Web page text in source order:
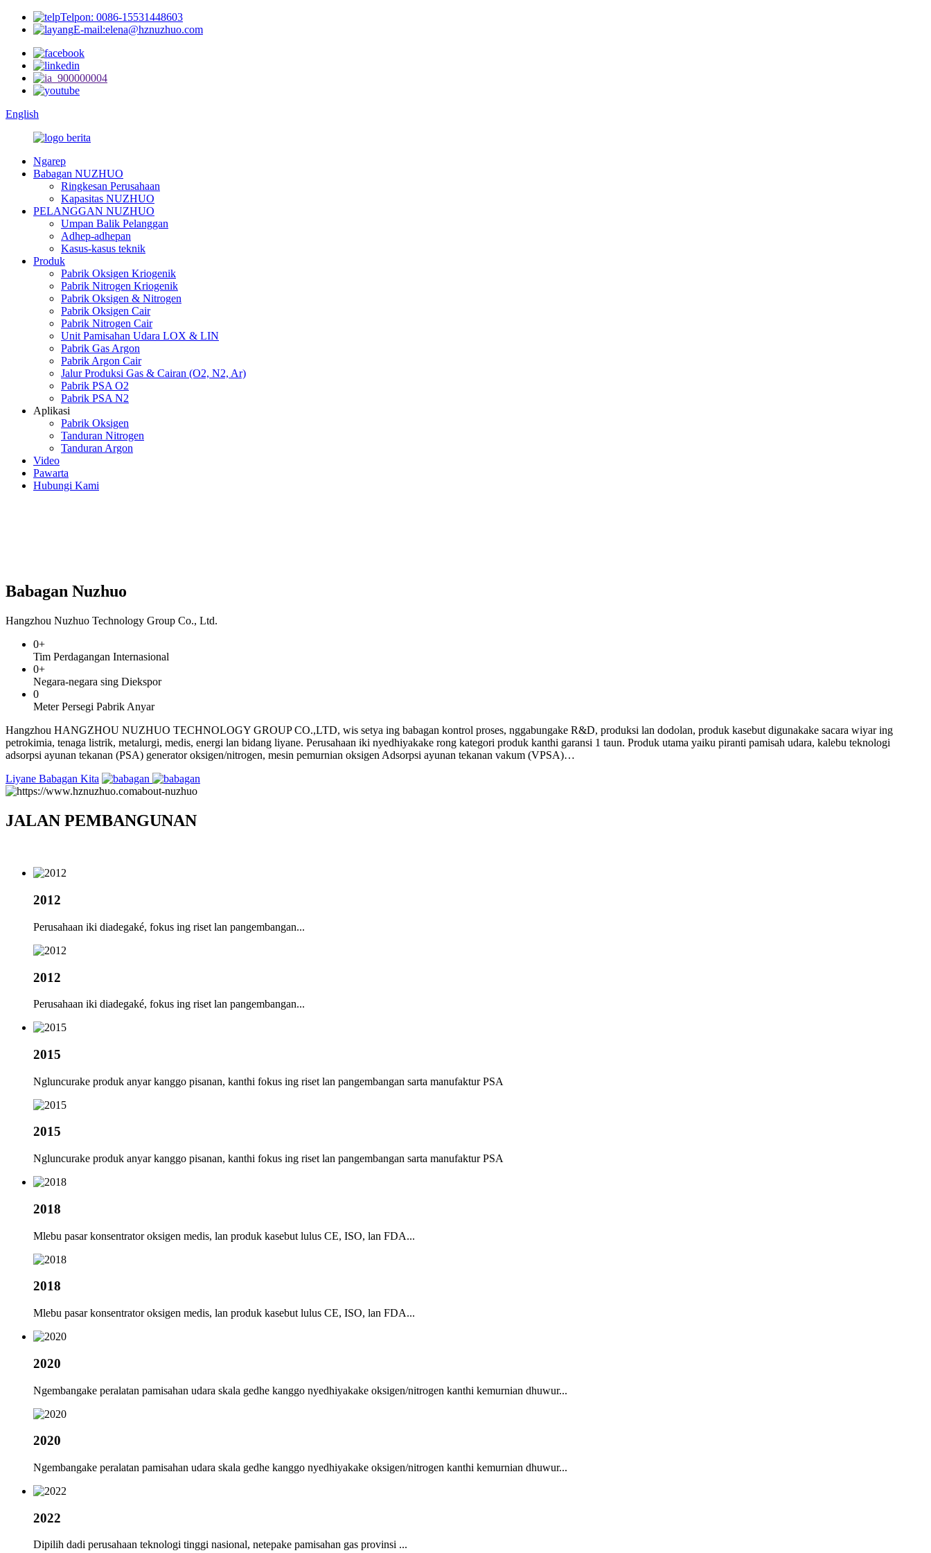
Telpon: 0086-15531448603
E-mail:elena@hznuzhuo.com
English
Ngarep
Babagan NUZHUO
Ringkesan Perusahaan
Kapasitas NUZHUO
PELANGGAN NUZHUO
Umpan Balik Pelanggan
Adhep-adhepan
Kasus-kasus teknik
Produk
Pabrik Oksigen Kriogenik
Pabrik Nitrogen Kriogenik
Pabrik Oksigen & Nitrogen
Pabrik Oksigen Cair
Pabrik Nitrogen Cair
Unit Pamisahan Udara LOX & LIN
Pabrik Gas Argon
Pabrik Argon Cair
Jalur Produksi Gas & Cairan (O2, N2, Ar)
Pabrik PSA O2
Pabrik PSA N2
Aplikasi
Pabrik Oksigen
Tanduran Nitrogen
Tanduran Argon
Video
Pawarta
Hubungi Kami
Babagan Nuzhuo
Hangzhou Nuzhuo Technology Group Co., Ltd.
0+
Tim Perdagangan Internasional
0+
Negara-negara sing Diekspor
0
Meter Persegi Pabrik Anyar
Hangzhou HANGZHOU NUZHUO TECHNOLOGY GROUP CO.,LTD, wis setya ing babagan kontrol proses, nggabungake R&D, produksi lan dodolan, produk kasebut digunakake sacara wiyar ing
petrokimia, tenaga listrik, metalurgi, medis, energi lan bidang liyane. Perusahaan iki nyedhiyakake rong kategori produk kanthi garansi 1 taun. Produk utama yaiku piranti pamisah udara, kalebu teknologi
adsorpsi ayunan tekanan (PSA) generator oksigen/nitrogen, mesin pemurnian oksigen Adsorpsi ayunan tekanan vakum (VPSA)…
Liyane Babagan Kita
JALAN PEMBANGUNAN
2012
Perusahaan iki diadegaké, fokus ing riset lan pangembangan...
2012
Perusahaan iki diadegaké, fokus ing riset lan pangembangan...
2015
Ngluncurake produk anyar kanggo pisanan, kanthi fokus ing riset lan pangembangan sarta manufaktur PSA
2015
Ngluncurake produk anyar kanggo pisanan, kanthi fokus ing riset lan pangembangan sarta manufaktur PSA
2018
Mlebu pasar konsentrator oksigen medis, lan produk kasebut lulus CE, ISO, lan FDA...
2018
Mlebu pasar konsentrator oksigen medis, lan produk kasebut lulus CE, ISO, lan FDA...
2020
Ngembangake peralatan pamisahan udara skala gedhe kanggo nyedhiyakake oksigen/nitrogen kanthi kemurnian dhuwur...
2020
Ngembangake peralatan pamisahan udara skala gedhe kanggo nyedhiyakake oksigen/nitrogen kanthi kemurnian dhuwur...
2022
Dipilih dadi perusahaan teknologi tinggi nasional, netepake pamisahan gas provinsi ...